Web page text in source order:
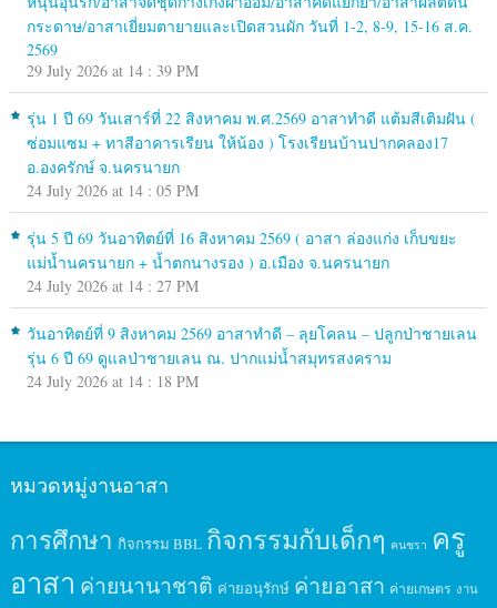
กระดาษ/อาสาเยี่ยมตายายและเปิดสวนผัก วันที่ 1-2, 8-9, 15-16 ส.ค.
2569
29 July 2026 at 14 : 39 PM
รุ่น 1 ปี 69 วันเสาร์ที่ 22 สิงหาคม พ.ศ.2569 อาสาทำดี แต้มสีเติมฝัน (
ซ่อมแซม + ทาสีอาคารเรียน ให้น้อง ) โรงเรียนบ้านปากคลอง17
อ.องครักษ์ จ.นครนายก
24 July 2026 at 14 : 05 PM
รุ่น 5 ปี 69 วันอาทิตย์ที่ 16 สิงหาคม 2569 ( อาสา ล่องแก่ง เก็บขยะ
แม่น้ำนครนายก + น้ำตกนางรอง ) อ.เมือง จ.นครนายก
24 July 2026 at 14 : 27 PM
วันอาทิตย์ที่ 9 สิงหาคม 2569 อาสาทำดี – ลุยโคลน – ปลูกป่าชายเลน
รุ่น 6 ปี 69 ดูแลป่าชายเลน ณ. ปากแม่น้ำสมุทรสงคราม
24 July 2026 at 14 : 18 PM
หมวดหมู่งานอาสา
การศึกษา กิจกรรม BBL กิจกรรมกับเด็กๆ คนชรา ครู
อาสา ค่ายนานาชาติ ค่ายอนุรักษ์ ค่ายอาสา ค่ายเกษตร งาน